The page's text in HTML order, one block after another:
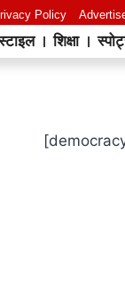
Policy
शिक्षा